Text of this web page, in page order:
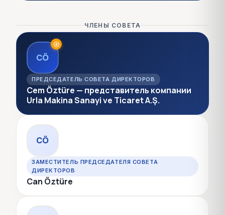
ЧЛЕНЫ СОВЕТА
CÖ
stars
ПРЕДСЕДАТЕЛЬ СОВЕТА ДИРЕКТОРОВ
Cem Öztüre — представитель компании
Urla Makina Sanayi ve Ticaret A.Ş.
CÖ
ЗАМЕСТИТЕЛЬ ПРЕДСЕДАТЕЛЯ СОВЕТА
ДИРЕКТОРОВ
Can Öztüre